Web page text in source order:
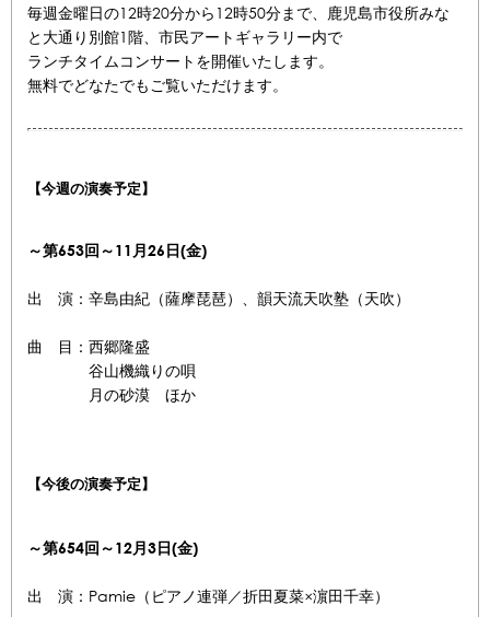
毎週金曜日の12時20分から12時50分まで、鹿児島市役所みな
と大通り別館1階、市民アートギャラリー内で
ランチタイムコンサートを開催いたします。
無料でどなたでもご覧いただけます。
【今週の演奏予定】
～第653回～11月26日(金)
出 演：辛島由紀（薩摩琵琶）、韻天流天吹塾（天吹）
曲 目：西郷隆盛
谷山機織りの唄
月の砂漠 ほか
【今後の演奏予定】
～第654回～12月3日(金)
出 演：Pamie（ピアノ連弾／折田夏菜×濵田千幸）